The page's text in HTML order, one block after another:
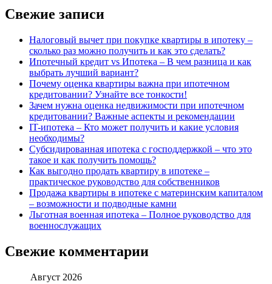
Свежие записи
Налоговый вычет при покупке квартиры в ипотеку –
сколько раз можно получить и как это сделать?
Ипотечный кредит vs Ипотека – В чем разница и как
выбрать лучший вариант?
Почему оценка квартиры важна при ипотечном
кредитовании? Узнайте все тонкости!
Зачем нужна оценка недвижимости при ипотечном
кредитовании? Важные аспекты и рекомендации
IT-ипотека – Кто может получить и какие условия
необходимы?
Субсидированная ипотека с господдержкой – что это
такое и как получить помощь?
Как выгодно продать квартиру в ипотеке –
практическое руководство для собственников
Продажа квартиры в ипотеке с материнским капиталом
– возможности и подводные камни
Льготная военная ипотека – Полное руководство для
военнослужащих
Свежие комментарии
Август 2026